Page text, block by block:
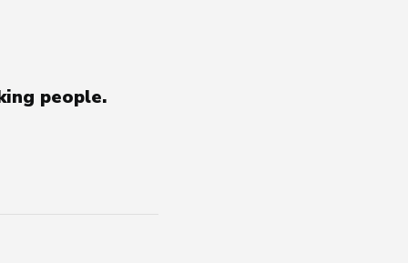
people.